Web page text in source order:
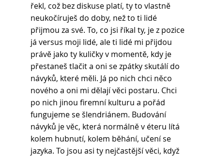
řekl, což bez diskuse platí, ty to vlastně
neukočíruješ do doby, než to ti lidé
přijmou za své. To, co jsi říkal ty, je z pozice
já versus moji lidé, ale ti lidé mi přijdou
právě jako ty kuličky v momentě, kdy je
přestaneš tlačit a oni se zpátky skutálí do
návyků, které měli. Já po nich chci něco
nového a oni mi dělají věci postaru. Chci
po nich jinou firemní kulturu a pořád
fungujeme se šlendriánem. Budování
návyků je věc, která normálně v éteru lítá
kolem hubnutí, kolem běhání, učení se
jazyka. To jsou asi ty nejčastější věci, když